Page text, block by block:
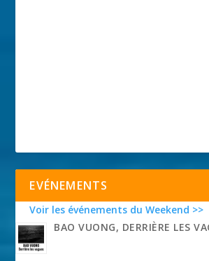
EVÉNEMENTS
Voir les événements du Weekend >>
BAO VUONG, DERRIÈRE LES